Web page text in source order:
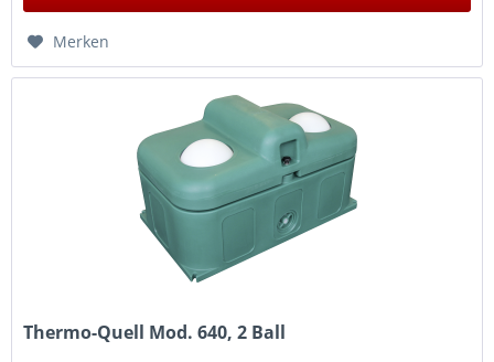
Merken
Thermo-Quell Mod. 640, 2 Ball